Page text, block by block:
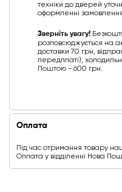
техніки до дверей
оформленні
Зверніть увагу!
розповсюджується на
доставки 70 грн,
передплаті),
Поштою - 600 грн.
Оплата
Під час отримання товару
Оплата у відділенні Нова